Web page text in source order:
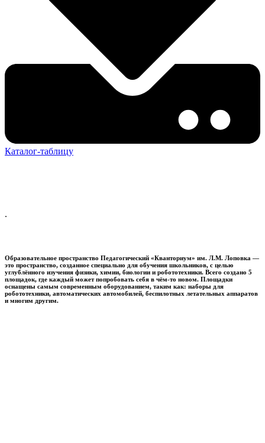
Каталог-таблицу
.
Образовательное пространство Педагогический «Кванториум» им. Л.М. Лоповка —
это пространство, созданное специально для обучения школьников, с целью
углублённого изучения физики, химии, биологии и робототехники. Всего создано 5
площадок, где каждый может попробовать себя в чём-то новом. Площадки
оснащены самым современным оборудованием, таким как: наборы для
робототехники, автоматических автомобилей, беспилотных летательных аппаратов
и многим другим.